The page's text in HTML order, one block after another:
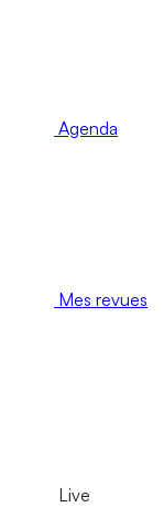
Agenda
Mes revues
Live